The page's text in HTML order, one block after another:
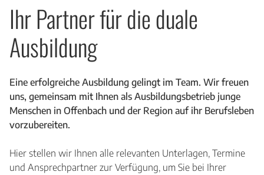
Ihr Partner für die duale
Ausbildung
Eine erfolgreiche Ausbildung gelingt im Team. Wir freuen
uns, gemeinsam mit Ihnen als Ausbildungsbetrieb junge
Menschen in Offenbach und der Region auf ihr Berufsleben
vorzubereiten.
Hier stellen wir Ihnen alle relevanten Unterlagen, Termine
und Ansprechpartner zur Verfügung, um Sie bei Ihrer